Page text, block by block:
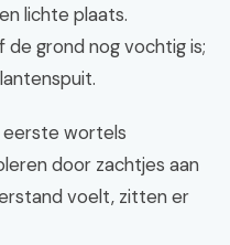
lichte plaats.
grond nog vochtig is;
wortels
door zachtjes aan
voelt, zitten er